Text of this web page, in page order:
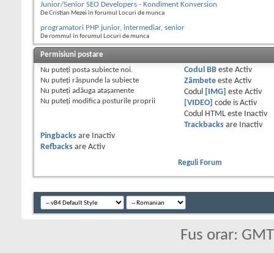
Junior/Senior SEO Developers - Kondiment Konversion
De Cristian Mezei în forumul Locuri de munca
programatori PHP junior, intermediar, senior
De rommul în forumul Locuri de munca
Permisiuni postare
Nu puteţi posta subiecte noi.
Nu puteţi răspunde la subiecte
Nu puteţi adăuga ataşamente
Nu puteţi modifica posturile proprii
Codul BBeste Activ
Zâmbeteeste Activ
Codul
[IMG] este Activ
[VIDEO]
code is Activ
Codul HTML este
Inactiv
Trackbacksare
Inactiv
Pingbacks are
Inactiv
Refbacks are Activ
Reguli Forum
Fus orar: